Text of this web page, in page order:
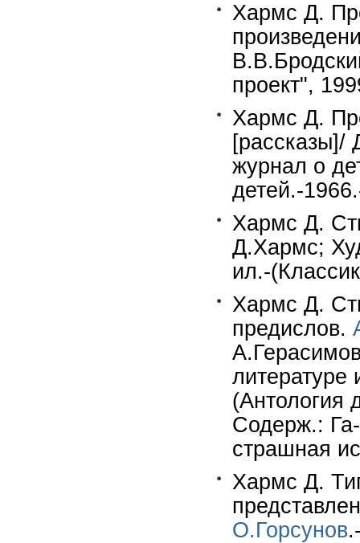
Хармс Д.
проект",
Хармс Д.
[рассказы]/
журнал о
детей.-
Хармс Д.
Д.Хармс;
ил.-
Хармс Д.
предислов.
(Антология
Содерж.:
страшная
Хармс Д.
О.Горсунов